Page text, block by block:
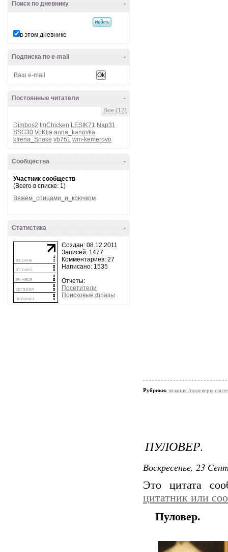
-
Поиск по дневнику
в этом дневнике
-
Подписка по e-mail
-
Постоянные читатели
Все (12)
Dimbos2 ImChicken LESIK71 Nap31
SSG30 VoKlja anna_kanovka
kIrena_Snake vb761 wm-kemerovo
-
Сообщества
Участник сообществ
(Всего в списке: 1)
Вяжем_спицами_и_крючком
-
Статистика
Создан: 08.12.2011
Записей: 1477
Комментариев: 27
Написано: 1535
Отчеты:
Посетители
Поисковые фразы
Рубрики: вязание /
ПУЛОВЕР.
Воскресенье, 23
Это цитата
цитатник или
Пуловер.